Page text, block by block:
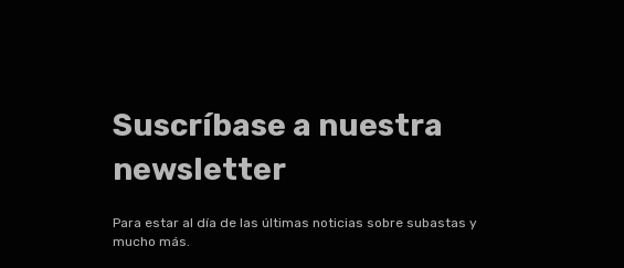
Suscríbase a nuestra
newsletter
Para estar al día de las últimas noticias sobre subastas y
mucho más.